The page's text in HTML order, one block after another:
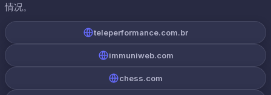
情况。
teleperformance.com.br
immuniweb.com
chess.com